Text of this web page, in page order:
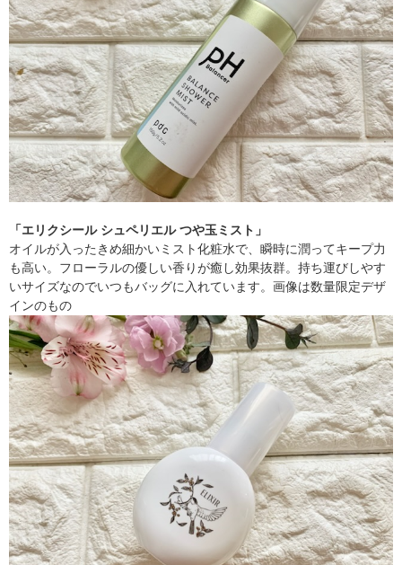
「エリクシール シュペリエル つや玉ミスト」
オイルが入ったきめ細かいミスト化粧水で、瞬時に潤ってキープ力
も高い。フローラルの優しい香りが癒し効果抜群。持ち運びしやす
いサイズなのでいつもバッグに入れています。画像は数量限定デザ
インのもの